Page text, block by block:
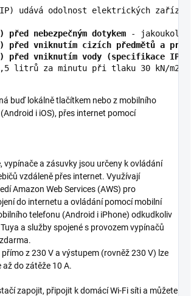
udává odolnost elektrických
nebezpečným dotykem - jakoukoliv
před vniknutím cizích předmětů a
před vniknutím vody (specifikace
litrů za minutu při tlaku 30 kN/m2
buď lokálně tlačítkem nebo z mobilního
i iOS), přes internet pomocí
vypínače a zásuvky jsou určeny k ovládání
vzdáleně přes internet. Využívají
Amazon Web Services (AWS) pro
do internetu a ovládání pomocí mobilní
telefonu (Android i iPhone) odkudkoliv
a služby spojené s provozem vypínačů
přímo z 230 V a výstupem (rovněž 230 V) lze
do zátěže 10 A.
zapojit, připojit k domácí Wi-Fi síti a můžete